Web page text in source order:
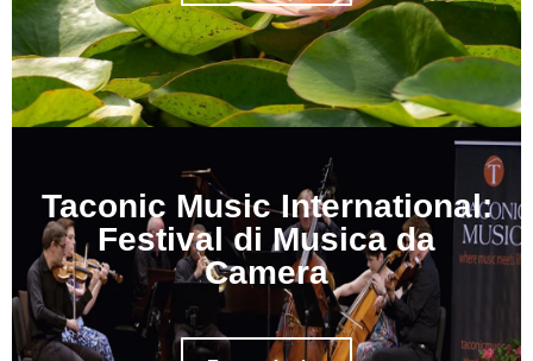
Taconic Music International:
Festival di Musica da
Camera